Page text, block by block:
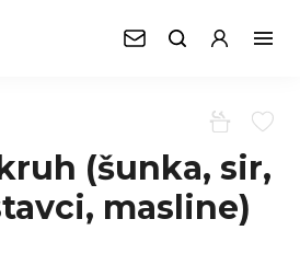
(šunka, sir,
masline)